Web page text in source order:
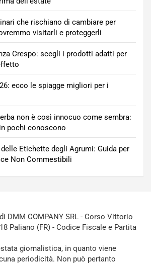
che rischiano di cambiare per
visitarli e proteggerli
Crespo: scegli i prodotti adatti per
ecco le spiagge migliori per i
non è così innocuo come sembra:
pochi conoscono
Etichette degli Agrumi: Guida per
Non Commestibili
DMM COMPANY SRL - Corso Vittorio
Paliano (FR) - Codice Fiscale e Partita
giornalistica, in quanto viene
periodicità. Non può pertanto